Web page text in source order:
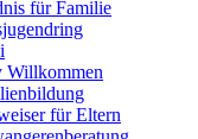
für Familie
Willkommen
für Eltern